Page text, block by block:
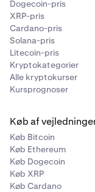
indbetaling bør
men hvis du
vores
Dogecoin-pris
XRP-pris
Cardano-pris
Solana-pris
Litecoin-pris
Kryptokategorier
Alle kryptokurser
Kursprognoser
Køb af
Køb Bitcoin
Køb Ethereum
Køb Dogecoin
Køb XRP
Køb Cardano